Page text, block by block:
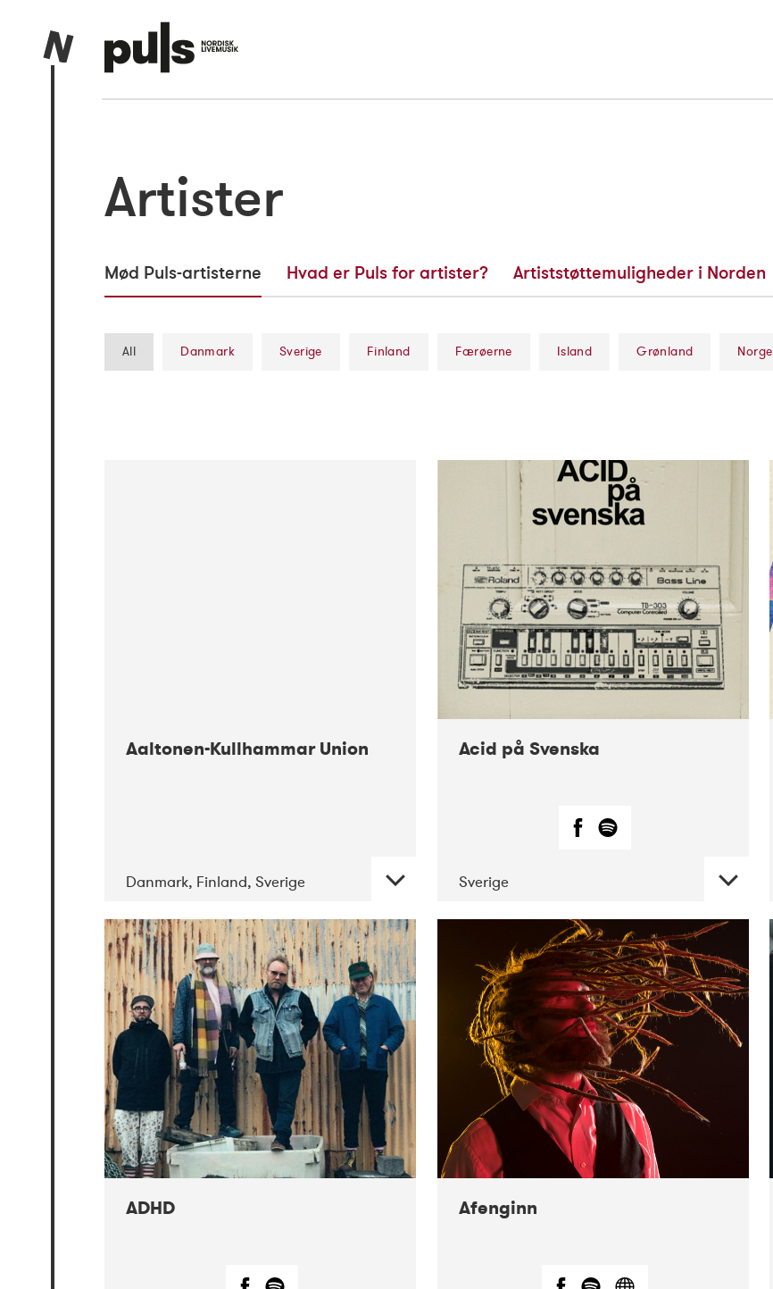
Artister
Mød Puls-artisterne Hvad er Puls for artister? Artiststøttemuligheder i Norden
All Danmark Sverige Finland Færøerne Island Grønland Norge
Aaltonen-Kullhammar Union
Danmark, Finland, Sverige
DATE
CONCERTS
05-2019
Jazz City
Turku
Acid på Svenska
Sverige
DATE
CONCERTS
02-2019
Huset i
Hasserisgade
ADHD Afenginn